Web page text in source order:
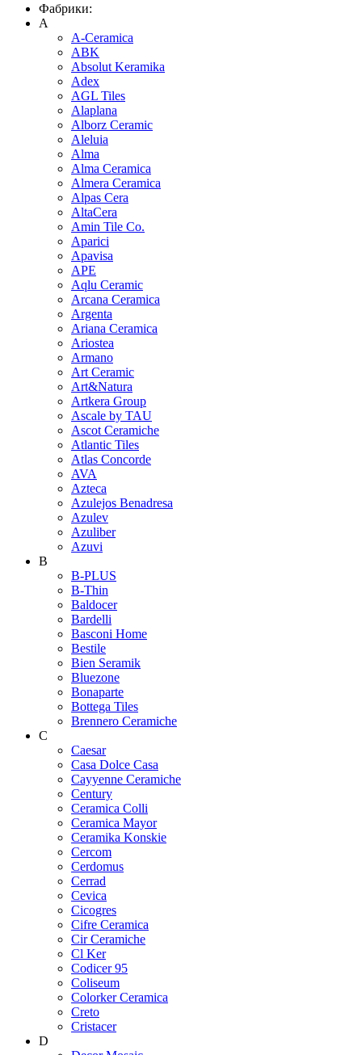
Фабрики:
A
A-Ceramica
ABK
Absolut Keramika
Adex
AGL Tiles
Alaplana
Alborz Ceramic
Aleluia
Alma
Alma Ceramica
Almera Ceramica
Alpas Cera
AltaCera
Amin Tile Co.
Aparici
Apavisa
APE
Aqlu Ceramic
Arcana Ceramica
Argenta
Ariana Ceramica
Ariostea
Armano
Art Ceramic
Art&Natura
Artkera Group
Ascale by TAU
Ascot Ceramiche
Atlantic Tiles
Atlas Concorde
AVA
Azteca
Azulejos Benadresa
Azulev
Azuliber
Azuvi
B
B-PLUS
B-Thin
Baldocer
Bardelli
Basconi Home
Bestile
Bien Seramik
Bluezone
Bonaparte
Bottega Tiles
Brennero Ceramiche
C
Caesar
Casa Dolce Casa
Cayyenne Ceramiche
Century
Ceramica Colli
Ceramica Mayor
Ceramika Konskie
Cercom
Cerdomus
Cerrad
Cevica
Cicogres
Cifre Ceramica
Cir Ceramiche
Cl Ker
Codicer 95
Coliseum
Colorker Ceramica
Creto
Cristacer
D